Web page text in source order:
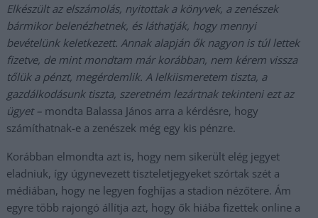
Elkészült az elszámolás, nyitottak a könyvek, a zenészek
bármikor belenézhetnek, és láthatják, hogy mennyi
bevételünk keletkezett. Annak alapján ők nagyon is túl lettek
fizetve, de mint mondtam már korábban, nem kérem vissza
tőlük a pénzt, megérdemlik. A lelkiismeretem tiszta, a
gazdálkodásunk tiszta, szeretném lezártnak tekinteni ezt az
ügyet – mondta Balassa János arra a kérdésre, hogy
számíthatnak-e a zenészek még egy kis pénzre.
Korábban elmondta azt is, hogy nem sikerült elég jegyet
eladniuk, így úgynevezett tiszteletjegyeket szórtak szét a
médiában, hogy ne legyen foghíjas a stadion nézőtere. Ám
egyre több rajongó állítja azt, hogy ők hiába fizettek online a